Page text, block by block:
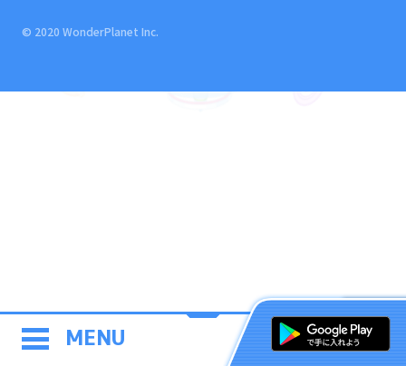
MENU
© 2020 WonderPlanet Inc.